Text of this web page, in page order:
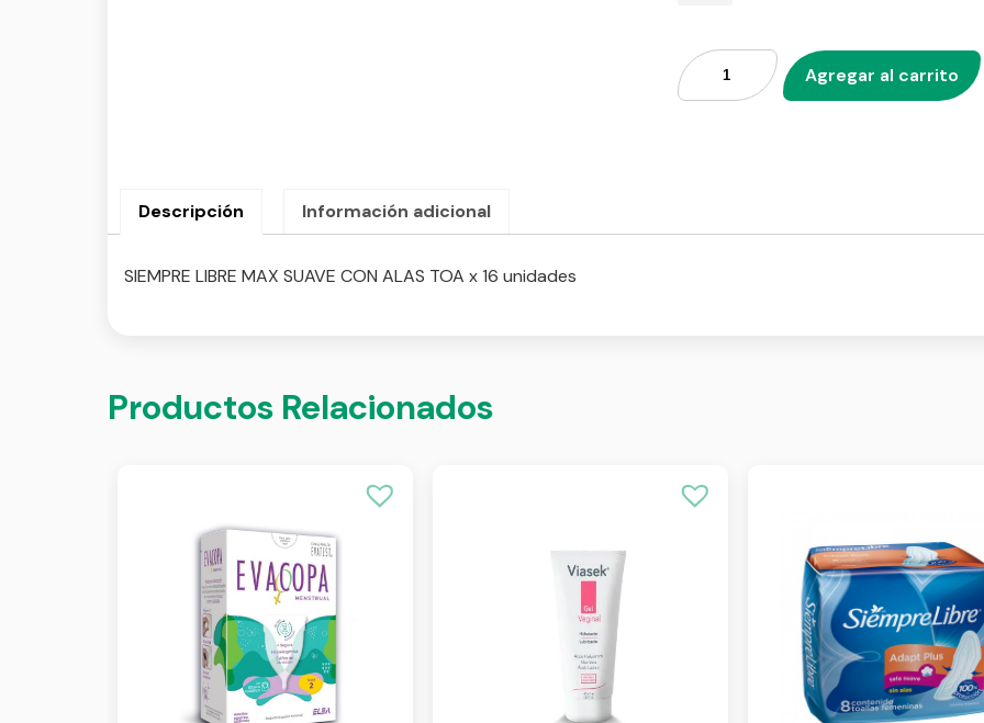
Agregar al carrito
Descripción Información adicional
SIEMPRE LIBRE MAX SUAVE CON ALAS TOA x 16 unidades
Productos Relacionados